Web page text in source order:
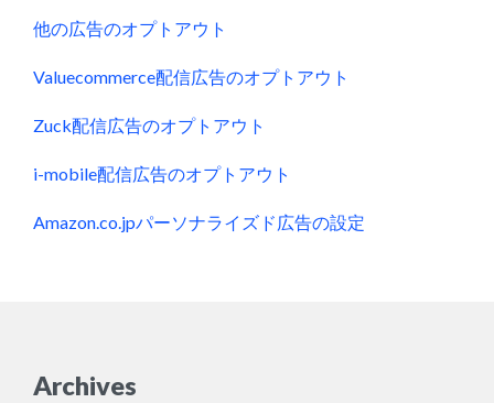
他の広告のオプトアウト
Valuecommerce配信広告のオプトアウト
Zuck配信広告のオプトアウト
i-mobile配信広告のオプトアウト
Amazon.co.jpパーソナライズド広告の設定
Archives